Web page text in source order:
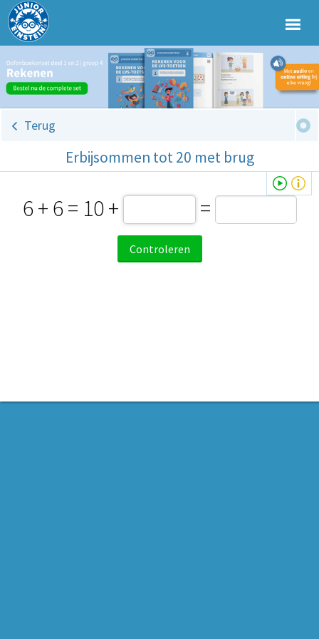
Terug
Erbijsommen tot 20 met brug
6 + 6 = 10 + =